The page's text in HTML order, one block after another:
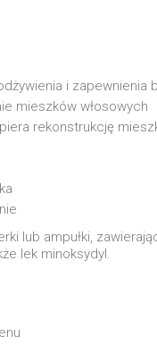
i zapewnienia
mieszków włosowych
rekonstrukcję
ampułki,
lek minoksydyl.